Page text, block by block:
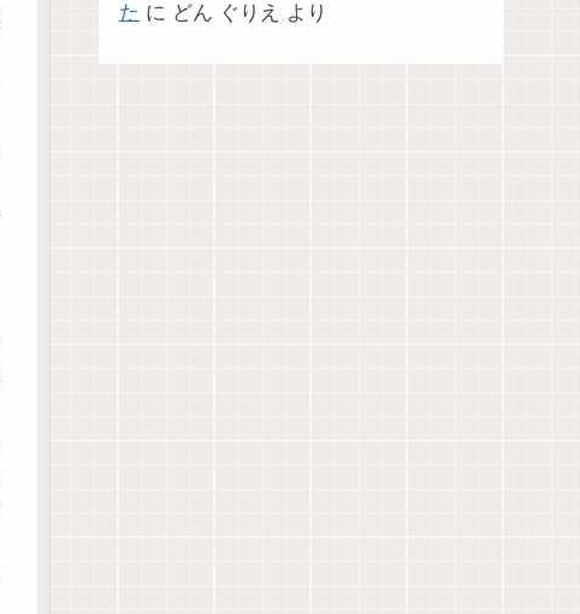
た に どん ぐりえ より